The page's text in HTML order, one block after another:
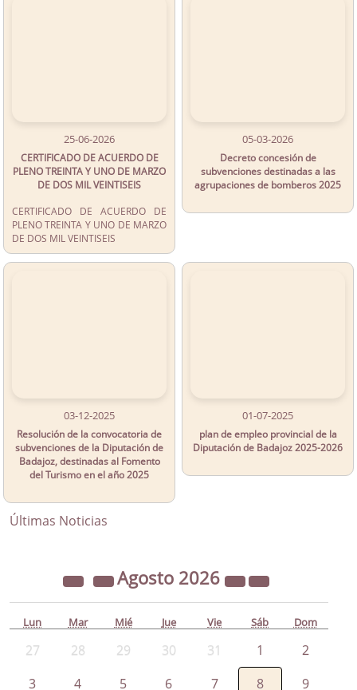
25-06-2026
CERTIFICADO DE ACUERDO DE
PLENO TREINTA Y UNO DE MARZO
DE DOS MIL VEINTISEIS
CERTIFICADO DE ACUERDO DE
PLENO TREINTA Y UNO DE MARZO
DE DOS MIL VEINTISEIS
05-03-2026
Decreto concesión de
subvenciones destinadas a las
agrupaciones de bomberos 2025
03-12-2025
Resolución de la convocatoria de
subvenciones de la Diputación de
Badajoz, destinadas al Fomento
del Turismo en el año 2025
01-07-2025
plan de empleo provincial de la
Diputación de Badajoz 2025-2026
Últimas Noticias
Agosto 2026
Lun Mar Mié Jue Vie Sáb Dom
27 28 29 30 31 1
2
3
4 5 6 7 8 9